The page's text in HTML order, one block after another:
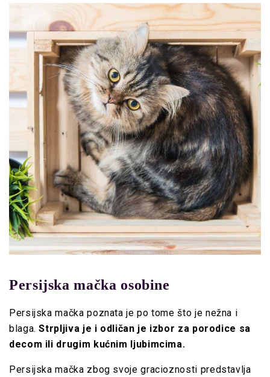
Persijska mačka osobine
Persijska mačka poznata je po tome što je nežna i
blaga. Strpljiva je i odličan je izbor za porodice sa
decom ili drugim kućnim ljubimcima.
Persijska mačka zbog svoje gracioznosti predstavlja